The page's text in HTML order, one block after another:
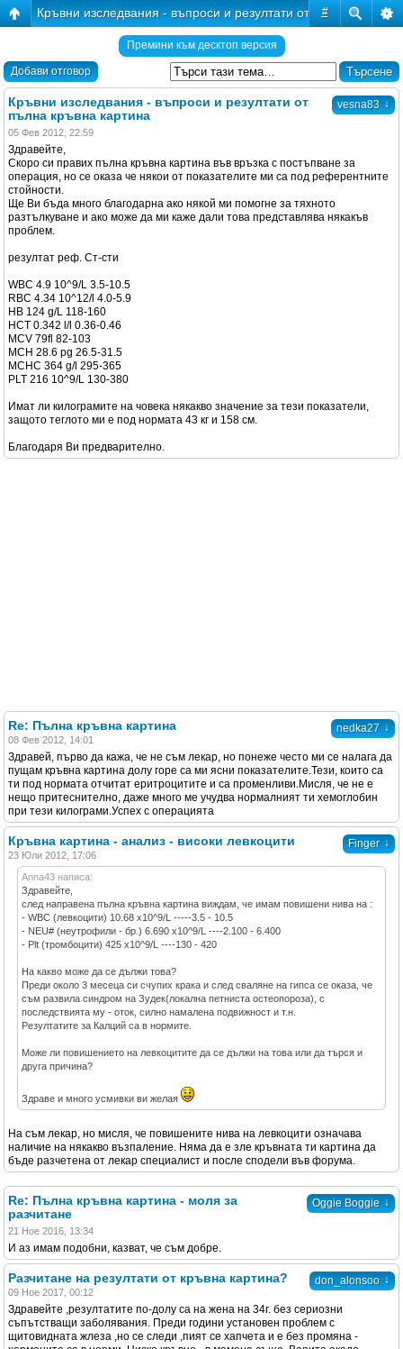
#
Кръвни изследвания - въпроси и резултати от пълна кръвна
Премини към десктоп версия
Добави отговор
vesna83 ↓
Кръвни изследвания - въпроси и резултати от
пълна кръвна картина
05 Фев 2012, 22:59
Здравейте,
Скоро си правих пълна кръвна картина във връзка с постъпване за
операция, но се оказа че някои от показателите ми са под референтните
стойности.
Ще Ви бъда много благодарна ако някой ми помогне за тяхното
разтълкуване и ако може да ми каже дали това представлява някакъв
проблем.
резултат реф. Ст-сти
WBC 4.9 10^9/L 3.5-10.5
RBC 4.34 10^12/l 4.0-5.9
HB 124 g/L 118-160
HCT 0.342 l/l 0.36-0.46
MCV 79fl 82-103
MCH 28.6 pg 26.5-31.5
MCHC 364 g/l 295-365
PLT 216 10^9/L 130-380
Имат ли килограмите на човека някакво значение за тези показатели,
защото теглото ми е под нормата 43 кг и 158 см.
Благодаря Ви предварително.
nedka27 ↓
Re: Пълна кръвна картина
08 Фев 2012, 14:01
Здравей, първо да кажа, че не съм лекар, но понеже често ми се налага да
пущам кръвна картина долу горе са ми ясни показателите.Тези, които са
ти под нормата отчитат еритроцитите и са променливи.Мисля, че не е
нещо притеснително, даже много ме учудва нормалният ти хемоглобин
при тези килограми.Успех с операцията
Finger ↓
Кръвна картина - анализ - високи левкоцити
23 Юли 2012, 17:06
Anna43 написа:
Здравейте,
след направена пълна кръвна картина виждам, че имам повишени нива на :
- WBC (левкоцити) 10.68 x10^9/L -----3.5 - 10.5
- NEU# (неутрофили - бр.) 6.690 x10^9/L ----2.100 - 6.400
- Plt (трoмбоцити) 425 x10^9/L ----130 - 420
На какво може да се дължи това?
Преди около 3 месеца си счупих крака и след сваляне на гипса се оказа, че
съм развила синдром на Зудек(локална петниста остеопороза), с
последствията му - оток, силно намалена подвижност и т.н.
Резултатите за Калций са в нормите.
Може ли повишението на левкоцитите да се дължи на това или да търся и
друга причина?
Здраве и много усмивки ви желая
На съм лекар, но мисля, че повишените нива на левкоцити означава
наличие на някакво възпаление. Няма да е зле кръвната ти картина да
бъде разчетена от лекар специалист и после сподели във форума.
Oggie Boggie ↓
Re: Пълна кръвна картина - моля за
разчитане
21 Ное 2016, 13:34
И аз имам подобни, казват, че съм добре.
don_alonsoo ↓
Разчитане на резултати от кръвна картина?
09 Ное 2017, 00:12
Здравейте ,резултатите по-долу са на жена на 34г. без сериозни
съпътстващи заболявания. Преди години установен проблем с
щитовидната жлеза ,но се следи ,пият се хапчета и е без промяна -